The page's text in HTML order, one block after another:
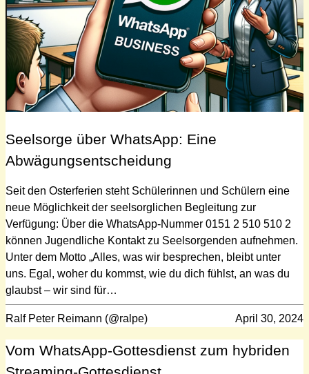
Seelsorge über WhatsApp: Eine
Abwägungsentscheidung
Seit den Osterferien steht Schülerinnen und Schülern eine
neue Möglichkeit der seelsorglichen Begleitung zur
Verfügung: Über die WhatsApp-Nummer 0151 2 510 510 2
können Jugendliche Kontakt zu Seelsorgenden aufnehmen.
Unter dem Motto „Alles, was wir besprechen, bleibt unter
uns. Egal, woher du kommst, wie du dich fühlst, an was du
glaubst – wir sind für…
Ralf Peter Reimann (@ralpe) April 30, 2024
Vom WhatsApp-Gottesdienst zum hybriden